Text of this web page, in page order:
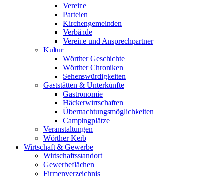
Vereine
Parteien
Kirchengemeinden
Verbände
Vereine und Ansprechpartner
Kultur
Wörther Geschichte
Wörther Chroniken
Sehenswürdigkeiten
Gaststätten & Unterkünfte
Gastronomie
Häckerwirtschaften
Übernachtungsmöglichkeiten
Campingplätze
Veranstaltungen
Wörther Kerb
Wirtschaft & Gewerbe
Wirtschaftsstandort
Gewerbeflächen
Firmenverzeichnis